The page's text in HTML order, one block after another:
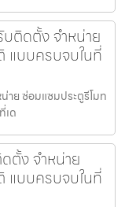
ติดตั้ง จำหน่าย
แบบครบจบในที่
าย ซ่อมแซมประตูรีโมท
เด
ตั้ง จำหน่าย
แบบครบจบในที่